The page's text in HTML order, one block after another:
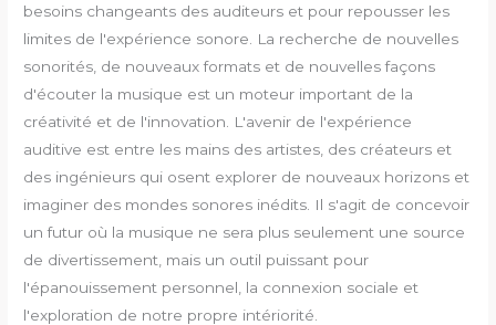
besoins changeants des auditeurs et pour repousser les
limites de l'expérience sonore. La recherche de nouvelles
sonorités, de nouveaux formats et de nouvelles façons
d'écouter la musique est un moteur important de la
créativité et de l'innovation. L'avenir de l'expérience
auditive est entre les mains des artistes, des créateurs et
des ingénieurs qui osent explorer de nouveaux horizons et
imaginer des mondes sonores inédits. Il s'agit de concevoir
un futur où la musique ne sera plus seulement une source
de divertissement, mais un outil puissant pour
l'épanouissement personnel, la connexion sociale et
l'exploration de notre propre intériorité.